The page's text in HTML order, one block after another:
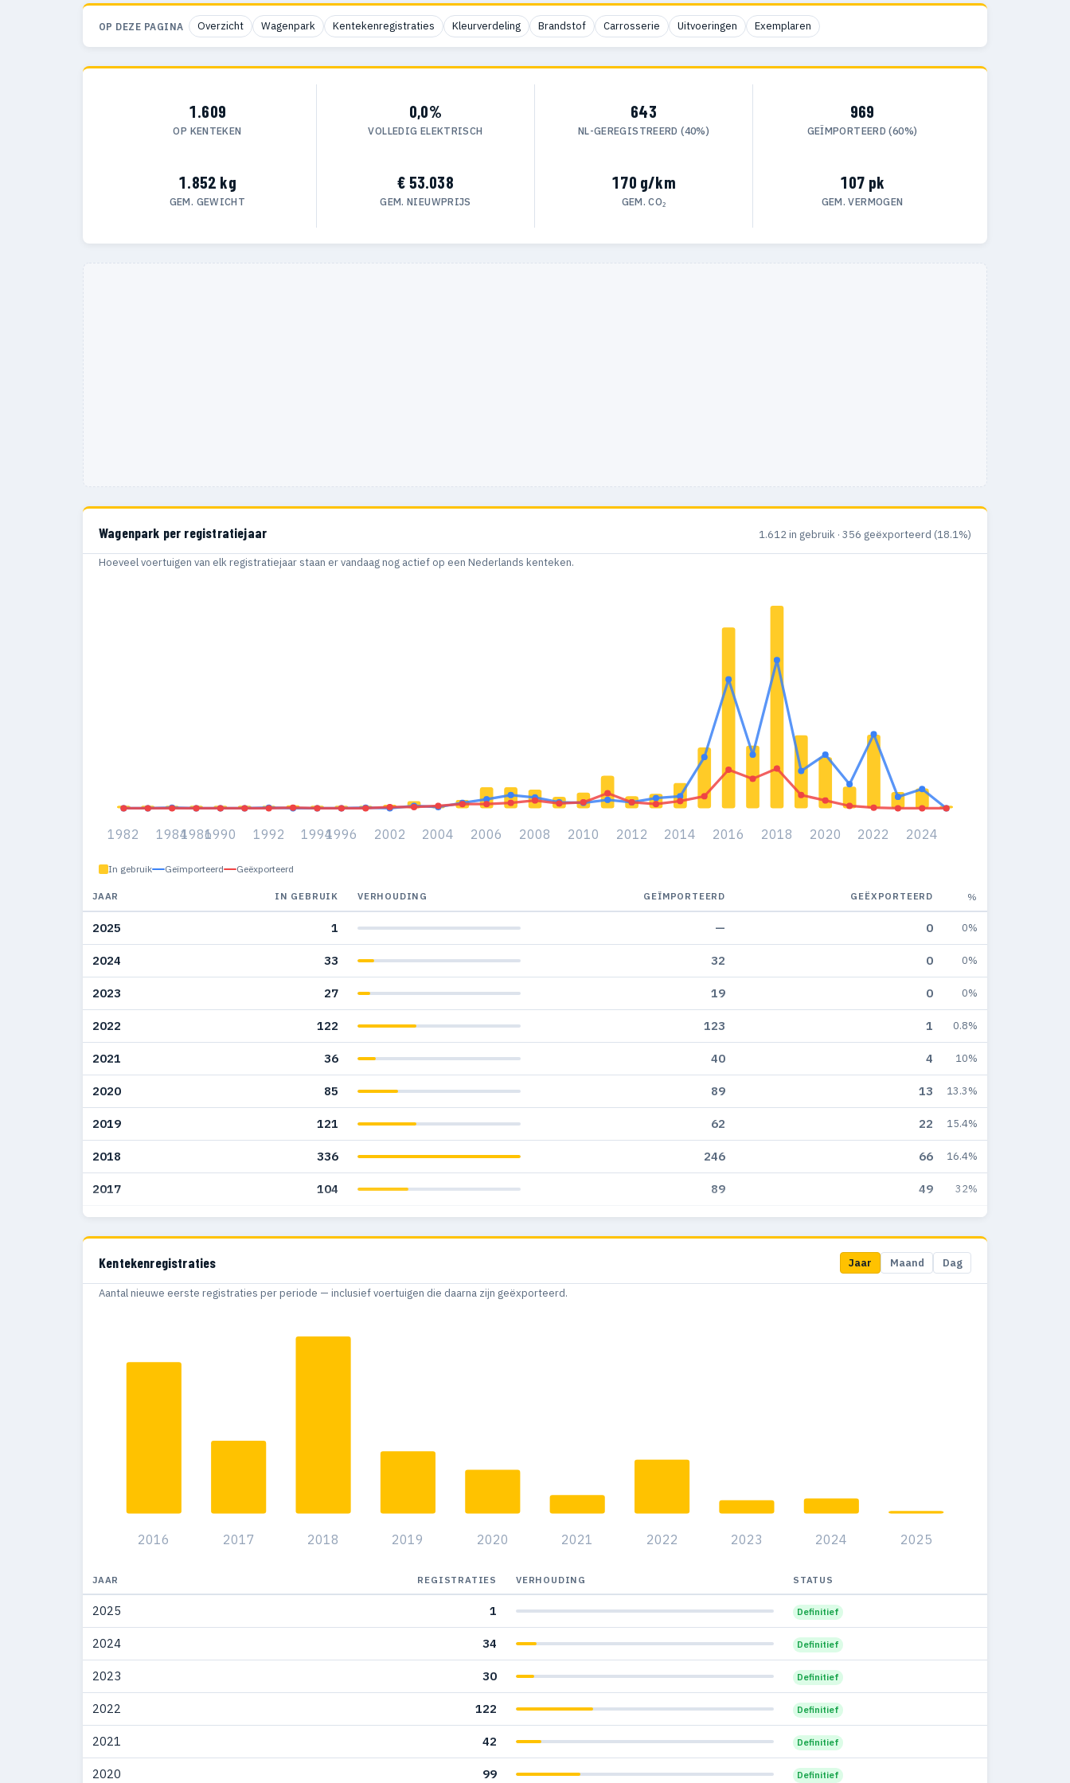
OP DEZE PAGINA Overzicht Wagenpark Kentekenregistraties Kleurverdeling Brandstof Carrosserie Uitvoeringen Exemplaren
1.609
OP KENTEKEN
0,0%
VOLLEDIG ELEKTRISCH
643
NL-GEREGISTREERD (40%)
969
GEÏMPORTEERD (60%)
1.852 kg
GEM. GEWICHT
€ 53.038
GEM. NIEUWPRIJS
170 g/km
GEM. CO₂
107 pk
GEM. VERMOGEN
Wagenpark per registratiejaar 1.612 in gebruik · 356 geëxporteerd (18.1%)
Hoeveel voertuigen van elk registratiejaar staan er vandaag nog actief op een Nederlands kenteken.
1982 198419861990 1992 19941996 2002 2004 2006 2008 2010 2012 2014 2016 2018 2020 2022 2024
In gebruik Geïmporteerd Geëxporteerd
JAAR IN GEBRUIK VERHOUDING GEÏMPORTEERD GEËXPORTEERD %
2025 1 — 0 0%
2024 33 32 0 0%
2023 27 19 0 0%
2022 122 123 1 0.8%
2021 36 40 4 10%
2020 85 89 13 13.3%
2019 121 62 22 15.4%
2018 336 246 66 16.4%
2017 104 89 49 32%
2016 300 214 64
20 16.5%
2014 42 20 12 22.2%
35 22 9
35 7
2005
2004 2
2003 4
2002 —
1997 1
1996 —
1994 —
Kentekenregistraties Jaar Maand Dag
Aantal nieuwe eerste registraties per periode — inclusief voertuigen die daarna zijn geëxporteerd.
2016 2017 2018 2019 2020 2021 2022 2023 2024 2025
JAAR REGISTRATIES VERHOUDING STATUS
2025 1 Definitief
2024 34 Definitief
2023 30 Definitief
2022 122 Definitief
2021 42 Definitief
2020 99 Definitief